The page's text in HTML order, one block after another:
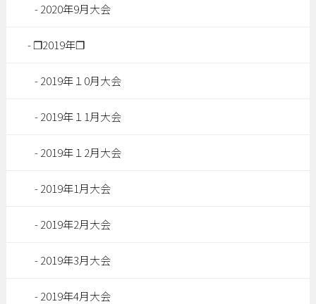
2020年9月大会
❐2019年❐
2019年１0月大会
2019年１1月大会
2019年１2月大会
2019年1月大会
2019年2月大会
2019年3月大会
2019年4月大会